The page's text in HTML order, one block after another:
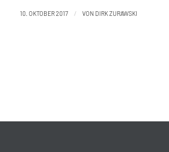
10. OKTOBER 2017 / VON DIRK ZURAWSKI